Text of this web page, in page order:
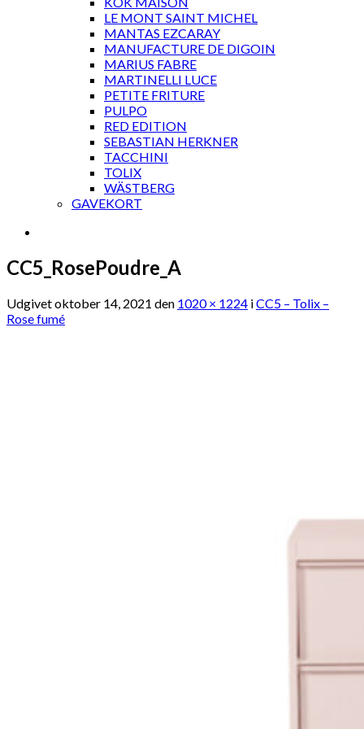
LE MONT SAINT MICHEL
MANTAS EZCARAY
MANUFACTURE DE DIGOIN
MARIUS FABRE
MARTINELLI LUCE
PETITE FRITURE
PULPO
RED EDITION
SEBASTIAN HERKNER
TACCHINI
TOLIX
WÄSTBERG
GAVEKORT
CC5_RosePoudre_A
Udgivetoktober 14, 2021 den 1020 × 1224 iCC5 – Tolix –
Rose fumé